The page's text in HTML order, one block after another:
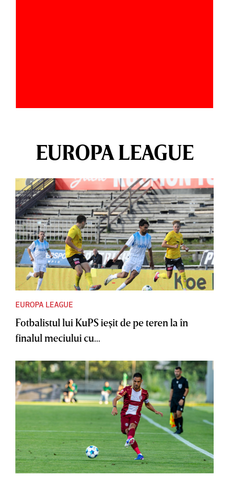
EUROPA LEAGUE
EUROPA LEAGUE
Fotbalistul lui KuPS ieşit de pe teren la în
finalul meciului cu...